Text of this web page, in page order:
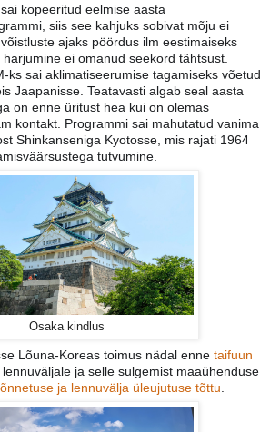
kopeeritud eelmise aasta
siis see kahjuks sobivat mõju ei
ajaks pöördus ilm eestimaiseks
ei omanud seekord tähtsust.
ks sai aklimatiseerumise tagamiseks võetud
Jaapanisse. Teatavasti algab seal aasta
on enne üritust hea kui on olemas
kontakt. Programmi sai mahutatud vanima
Shinkanseniga Kyotosse, mis rajati 1964
tutvumine.
Osaka kindlus
Lõuna-Koreas toimus nädal enne taifuun
ja selle sulgemist maaühenduse
ja lennuvälja üleujutuse tõttu